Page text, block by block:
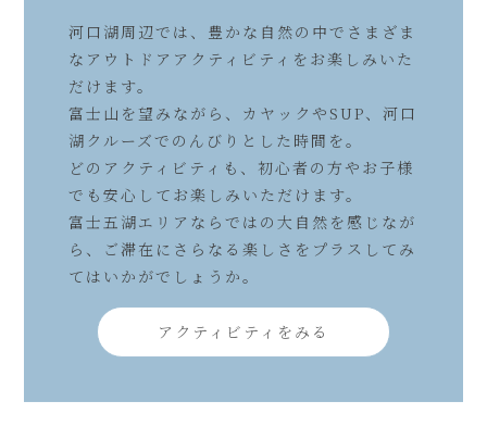
河口湖周辺では、豊かな自然の中でさまざま
なアウトドアアクティビティをお楽しみいた
だけます。
富士山を望みながら、カヤックやSUP、河口
湖クルーズでのんびりとした時間を。
どのアクティビティも、初心者の方やお子様
でも安心してお楽しみいただけます。
富士五湖エリアならではの大自然を感じなが
ら、ご滞在にさらなる楽しさをプラスしてみ
てはいかがでしょうか。
アクティビティをみる